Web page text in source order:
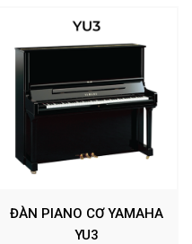
ĐÀN PIANO CƠ YAMAHA
YU3